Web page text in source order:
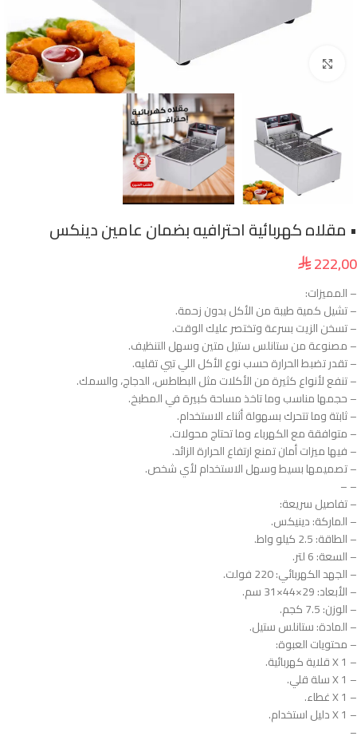
• مقلاه كهربائية احترافيه بضمان عامين دينكس
⃁222,00
– المميزات:
– تشيل كمية طيبة من الأكل بدون زحمة.
– تسخن الزيت بسرعة وتختصر عليك الوقت.
– مصنوعة من ستانلس ستيل متين وسهل التنظيف.
– تقدر تضبط الحرارة حسب نوع الأكل اللي تبي تقليه.
– تنفع لأنواع كثيرة من الأكلات مثل البطاطس، الدجاج، والسمك.
– حجمها مناسب وما تاخذ مساحة كبيرة في المطبخ.
– ثابتة وما تتحرك بسهولة أثناء الاستخدام.
– متوافقة مع الكهرباء وما تحتاج محولات.
– فيها ميزات أمان تمنع ارتفاع الحرارة الزائد.
– تصميمها بسيط وسهل الاستخدام لأي شخص.
– –
– تفاصيل سريعة:
– الماركة: دينيكس.
– الطاقة: 2.5 كيلو واط.
– السعة: 6 لتر.​
– الجهد الكهربائي: 220 فولت.​
– الأبعاد: 29×44×31 سم.​
– الوزن: 7.5 كجم.​
– المادة: ستانلس ستيل.​
– محتويات العبوة:
– 1 X قلاية كهربائية.​
– 1 X سلة قلي.​
– 1 X غطاء.​
– 1 X دليل استخدام.​
–